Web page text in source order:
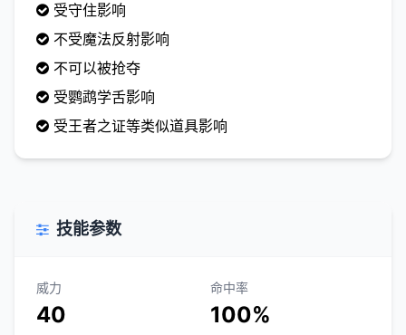
受守住影响
不受魔法反射影响
不可以被抢夺
受鹦鹉学舌影响
受王者之证等类似道具影响
技能参数
威力
40
命中率
100%